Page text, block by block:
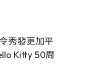
秀發更加平
Kitty 50周